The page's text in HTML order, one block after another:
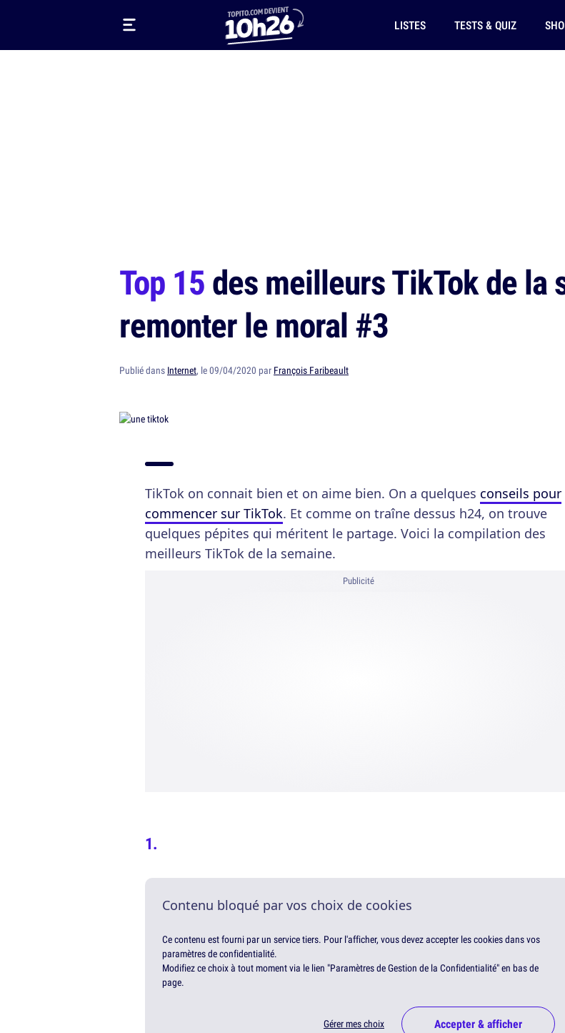
LISTES TESTS & QUIZ
Top 15des meilleurs TikTok de la
remonter le moral #3
Publié dans Internet, le 09/04/2020 par François Faribeault
TikTok on connait bien et on aime bien. On a quelques conseils pour
commencer sur TikTok. Et comme on traîne dessus h24, on trouve
quelques pépites qui méritent le partage. Voici la compilation des
meilleurs TikTok de la semaine.
Publicité
Contenu bloqué par vos choix de cookies
Ce contenu est fourni par un service tiers. Pour l'afficher, vous devez accepter les cookies dans vos
paramètres de confidentialité.
Modifiez ce choix à tout moment via le lien "Paramètres de Gestion de la Confidentialité" en bas de
page.
Gérer mes choix Accepter & afficher